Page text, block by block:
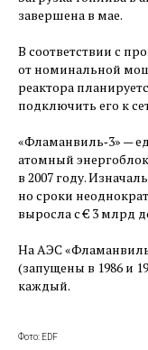
завершена в мае.
В соответствии с
от номинальной
реактора
подключить его к
«Фламанвиль‑3» —
атомный
в 2007 году.
но сроки
выросла с € 3 млрд
На АЭС
(запущены в 1986 и
каждый.
Фото: EDF